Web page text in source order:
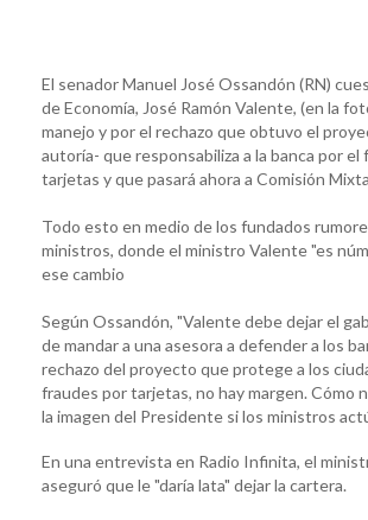
El senador Manuel José Ossandón (RN)
de Economía, José Ramón Valente, (en la
manejo y por el rechazo que obtuvo el
autoría- que responsabiliza a la banca por el
tarjetas y que pasará ahora a Comisión
Todo esto en medio de los fundados
ministros, donde el ministro Valente "es
ese cambio
Según Ossandón, "Valente debe dejar el
de mandar a una asesora a defender a los
rechazo del proyecto que protege a los
fraudes por tarjetas, no hay margen. Cómo
la imagen del Presidente si los ministros
En una entrevista en Radio Infinita, el
aseguró que le "daría lata" dejar la cartera.